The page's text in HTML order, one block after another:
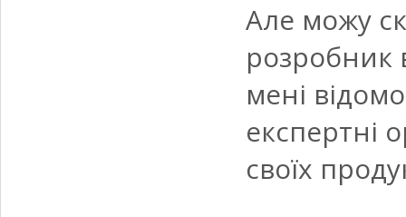
Але можу
розробник
мені
експертні
своїх